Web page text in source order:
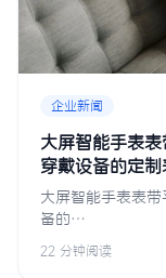
企业新闻
大屏智能手表
穿戴设备的定
大屏智能手表表
备的…
22 分钟阅读